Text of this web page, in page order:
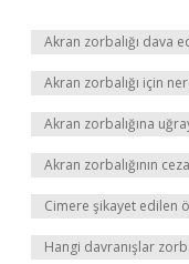
Akran zorbalığı dava
Akran zorbalığı için
Akran zorbalığına
Akran zorbalığının
Cimere şikayet edilen
Hangi davranışlar